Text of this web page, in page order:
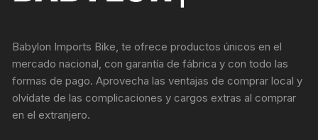
Babylon Imports Bike, te ofrece productos únicos en el
mercado nacional, con garantía de fábrica y con todo las
formas de pago. Aprovecha las ventajas de comprar local y
olvídate de las complicaciones y cargos extras al comprar
en el extranjero.